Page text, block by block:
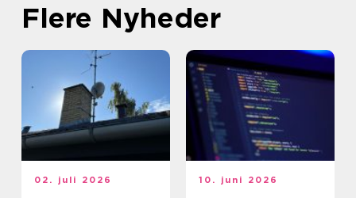
Flere Nyheder
02. juli 2026 10. juni 2026